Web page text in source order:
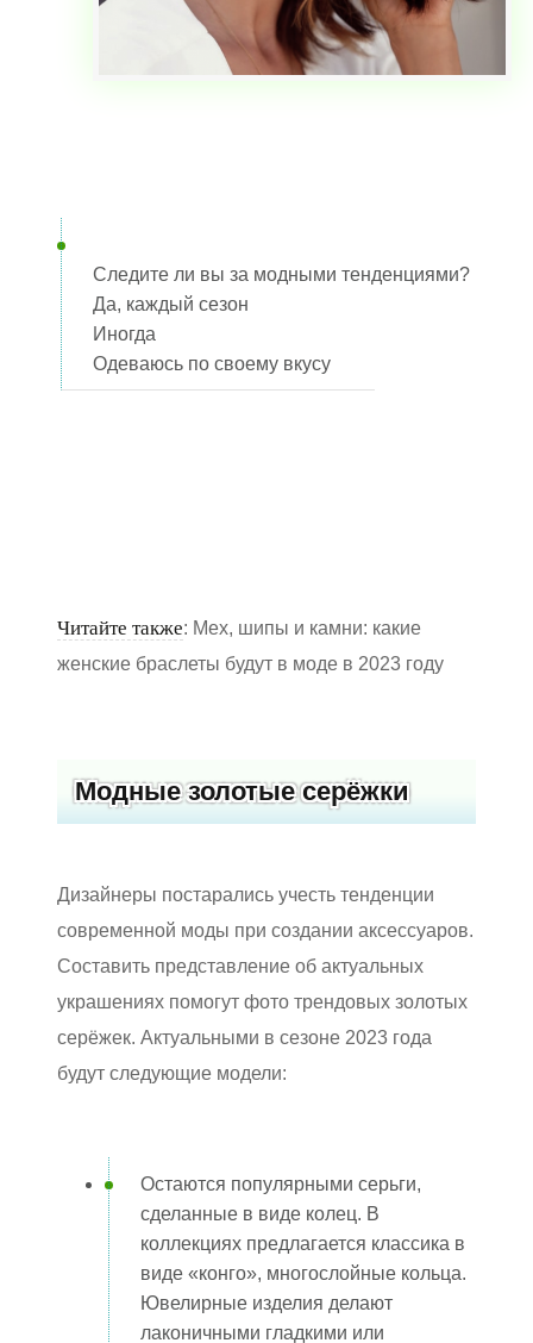
Следите ли вы за модными тенденциями?
Да, каждый сезон
Иногда
Одеваюсь по своему вкусу
Читайте также: Мех, шипы и камни: какие
женские браслеты будут в моде в 2023 году
Модные золотые серёжки
Дизайнеры постарались учесть тенденции
современной моды при создании аксессуаров.
Составить представление об актуальных
украшениях помогут фото трендовых золотых
серёжек. Актуальными в сезоне 2023 года
будут следующие модели:
Остаются популярными серьги,
сделанные в виде колец. В
коллекциях предлагается классика в
виде «конго», многослойные кольца.
Ювелирные изделия делают
лаконичными гладкими или